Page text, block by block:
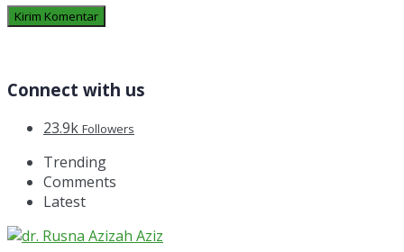
Connect with us
23.9k Followers
Trending
Comments
Latest